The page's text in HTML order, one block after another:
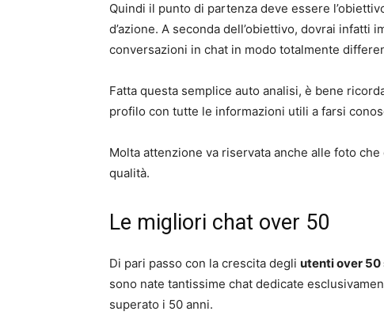
Quindi il punto di partenza deve essere
d’azione. A seconda dell’obiettivo, dovrai
conversazioni in chat in modo totalmente
Fatta questa semplice auto analisi, è bene
profilo con tutte le informazioni utili a farsi
Molta attenzione va riservata anche alle foto
qualità.
Le migliori chat over 50
Di pari passo con la crescita degli utenti over
sono nate tantissime chat dedicate
superato i 50 anni.